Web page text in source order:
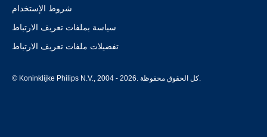
شروط الإستخدام
سياسة بملفات تعريف الارتباط
تفضيلات ملفات تعريف الارتباط
© Koninklijke Philips N.V., 2004 - 2026. كل الحقوق محفوظة.